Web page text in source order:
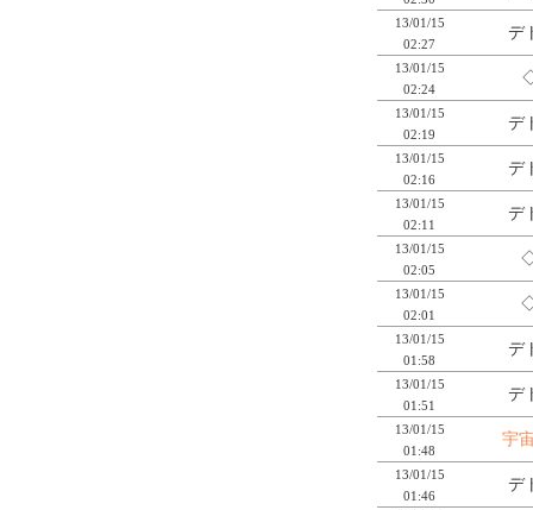
13/01/15
02:27
デ
13/01/15
02:24
13/01/15
02:19
デ
13/01/15
02:16
デ
13/01/15
02:11
デ
13/01/15
02:05
13/01/15
02:01
13/01/15
01:58
デ
13/01/15
01:51
デ
13/01/15
01:48
宇
13/01/15
01:46
デ